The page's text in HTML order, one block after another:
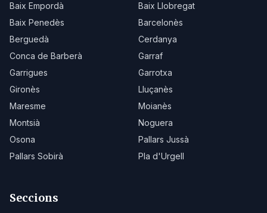
Baix Empordà
Baix Llobregat
Baix Penedès
Barcelonès
Berguedà
Cerdanya
Conca de Barberà
Garraf
Garrigues
Garrotxa
Gironès
Lluçanès
Maresme
Moianès
Montsià
Noguera
Osona
Pallars Jussà
Pallars Sobirà
Pla d'Urgell
Seccions